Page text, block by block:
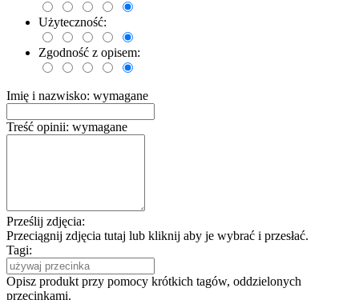
Użyteczność:
Zgodność z opisem:
Imię i nazwisko: wymagane
Treść opinii: wymagane
Prześlij zdjęcia:
Przeciągnij zdjęcia tutaj lub kliknij aby je wybrać i przesłać.
Tagi:
Opisz produkt przy pomocy krótkich tagów, oddzielonych
przecinkami.